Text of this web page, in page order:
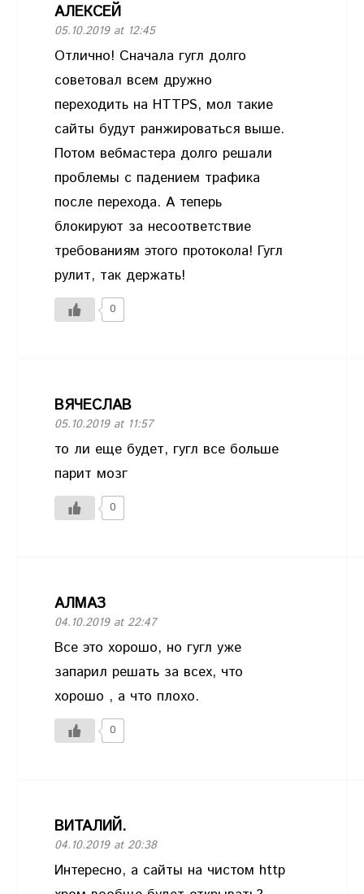
АЛЕКСЕЙ
05.10.2019 at 12:45
Отлично! Сначала гугл долго
советовал всем дружно
переходить на HTTPS, мол такие
сайты будут ранжироваться выше.
Потом вебмастера долго решали
проблемы с падением трафика
после перехода. А теперь
блокируют за несоответствие
требованиям этого протокола! Гугл
рулит, так держать!
0
ВЯЧЕСЛАВ
05.10.2019 at 11:57
то ли еще будет, гугл все больше
парит мозг
0
АЛМАЗ
04.10.2019 at 22:47
Все это хорошо, но гугл уже
запарил решать за всех, что
хорошо , а что плохо.
0
ВИТАЛИЙ.
04.10.2019 at 20:38
Интересно, а сайты на чистом http